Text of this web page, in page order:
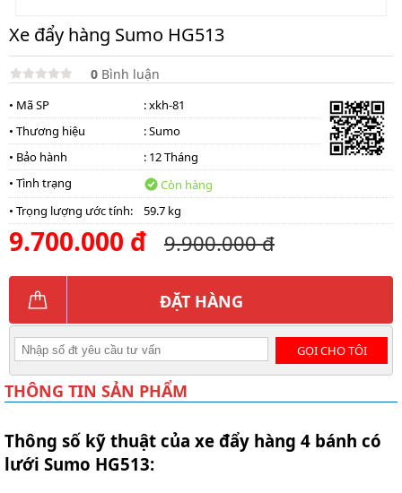
Xe đẩy hàng Sumo HG513
0 Bình luận
• Mã SP
: xkh-81
• Thương hiệu
:Sumo
• Bảo hành
: 12 Tháng
• Tình trạng
Còn hàng
• Trọng lượng ước tính:
59.7 kg
9.700.000 đ 9.900.000 đ
ĐẶT HÀNG
GỌI CHO TÔI
THÔNG TIN SẢN PHẨM
Thông số kỹ thuật của xe đẩy hàng 4 bánh có
lưới Sumo HG513: